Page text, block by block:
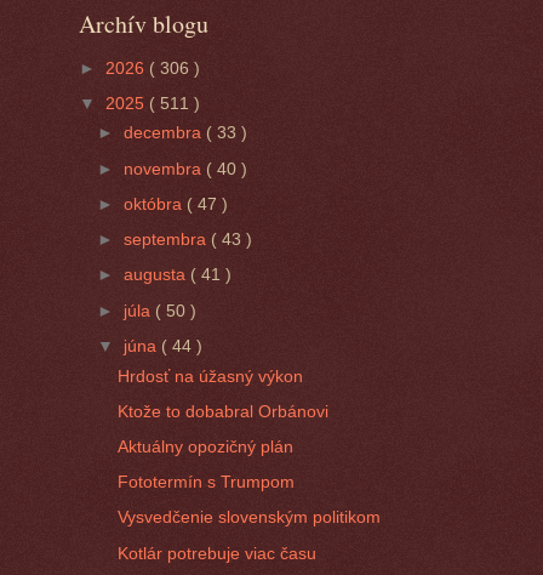
Archív blogu
► 2026 ( 306 )
▼ 2025 ( 511 )
►decembra( 33 )
► novembra ( 40 )
►októbra ( 47 )
►septembra ( 43 )
►augusta( 41 )
► júla ( 50 )
▼ júna ( 44 )
Hrdosť na úžasný výkon
Ktože to dobabral Orbánovi
Aktuálny opozičný plán
Fototermín s Trumpom
Vysvedčenie slovenským politikom
Kotlár potrebuje viac času